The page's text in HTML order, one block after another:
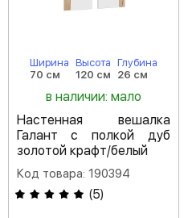
Ширина
70 см
Высота
120 см
Глубина
26 см
в наличии: мало
Настенная вешалка
Галант с полкой дуб
золотой крафт/белый
Код товара: 190394
(5)